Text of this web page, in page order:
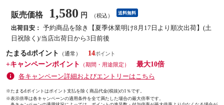
販売価格 1,580 円 （税込） 送料無料
出荷目安： 予約商品を除き【夏季休業明け8月17日より順次出荷】(土
日祝除く)/当店出荷日から3日前後
たまるdポイント
（通常）
14
+キャンペーンポイント
（期間・用途限定）
最大10倍
各キャンペーン詳細およびエントリーはこちら
※たまるdポイントはポイント支払を除く商品代金(税抜)の1％です。
※表示倍率は各キャンペーンの適用条件を全て満たした場合の最大倍率です。